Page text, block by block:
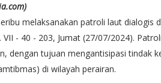
melaksanakan patroli laut dialogis
- 40 - 203, Jumat (27/07/2024).
dengan tujuan mengantisipasi tindak
di wilayah perairan.